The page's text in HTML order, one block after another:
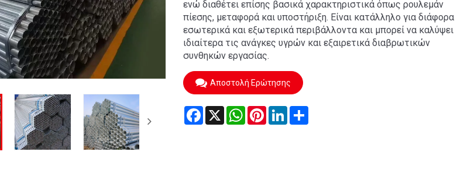
ενώ διαθέτει επίσης βασικά χαρακτηριστικά όπως ρουλεμάν
πίεσης, μεταφορά και υποστήριξη. Είναι κατάλληλο για διάφορα
εσωτερικά και εξωτερικά περιβάλλοντα και μπορεί να καλύψει
ιδιαίτερα τις ανάγκες υγρών και εξαιρετικά διαβρωτικών
συνθηκών εργασίας.
Αποστολή Ερώτησης
Facebook
X WhatsApp
PinterestLinkedInShare